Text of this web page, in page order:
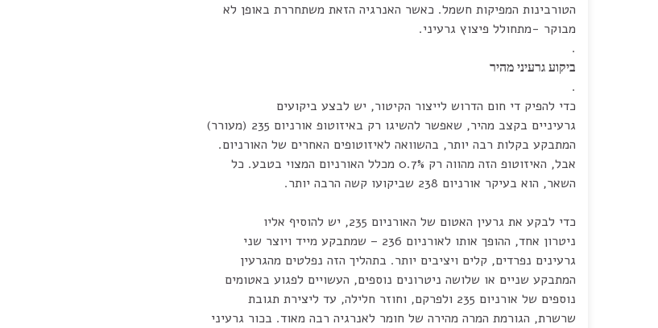
הטורבינות המפיקות חשמל. כאשר האנרגיה הזאת משתחררת באופן לא
מבוקר -מתחולל פיצוץ גרעיני.
.
ביקוע גרעיני מהיר
.
כדי להפיק די חום הדרוש לייצור הקיטור, יש לבצע ביקועים
גרעיניים בקצב מהיר, שאפשר להשיגו רק באיזוטופ אורניום 235 (מעורר)
המתבקע בקלות רבה יותר, בהשוואה לאיזוטופים האחרים של האורניום.
אבל, האיזוטופ הזה מהווה רק 0.7% מכלל האורניום המצוי בטבע. כל
השאר, הוא בעיקר אורניום 238 שביקועו קשה הרבה יותר.
כדי לבקע את גרעין האטום של האורניום 235, יש להוסיף אליו
ניטרון אחד, ההופך אותו לאורניום 236 – שמתבקע מייד ויוצר שני
גרעינים נפרדים, קלים ויציבים יותר. בתהליך הזה נפלטים מהגרעין
המתבקע שניים או שלושה ניטרונים נוספים, העשויים לפגוע באטומים
נוספים של אורניום 235 ולפרקם, וחוזר חלילה, עד ליצירת תגובת
שרשרת, הגורמת המרה מהירה של חומר לאנרגיה רבה מאוד. בכור גרעיני